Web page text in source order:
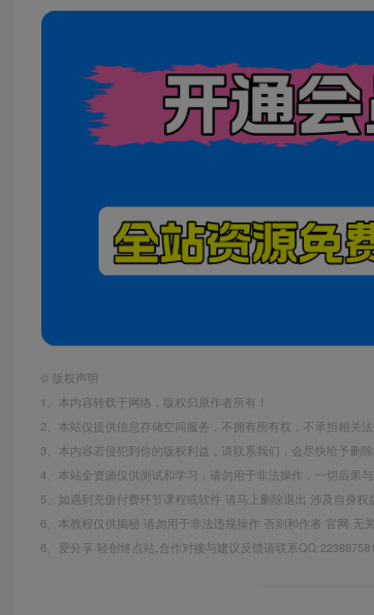
© 版权声明
1、本内容转载于网络，版权归原作者所有！
2、本站仅提供信息存储空间服务，不拥有所有权，不承担相关法
3、本内容若侵犯到你的版权利益，请联系我们，会尽快给予删除
4、本站全资源仅供测试和学习，请勿用于非法操作，一切后果与
5、如遇到充值付费环节课程或软件 请马上删除退出 涉及自身
6、本教程仅供揭秘 请勿用于非法违规操作 否则和作者 官网 无关
6、爱分享·轻创终点站,合作对接与建议反馈请联系